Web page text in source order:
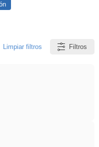
Limpiar filtros Filtros